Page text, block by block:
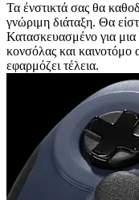
Τα ένστικτά σας θα
γνώριμη διάταξη. Θα
Κατασκευασμένο για μια
κονσόλας και
εφαρμόζει τέλεια.